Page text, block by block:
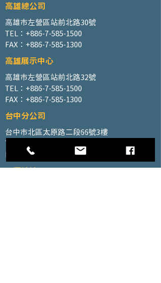
高雄總公司
高雄市左營區站前北路30號
TEL：+886-7-585-1500
FAX：+886-7-585-1300
高雄展示中心
高雄市左營區站前北路32號
TEL：+886-7-585-1500
FAX：+886-7-585-1300
台中分公司
台中市北區太原路二段66號3樓
TEL：+886-4-2202-5660
FAX：+886-4-2206-3527
工廠地址